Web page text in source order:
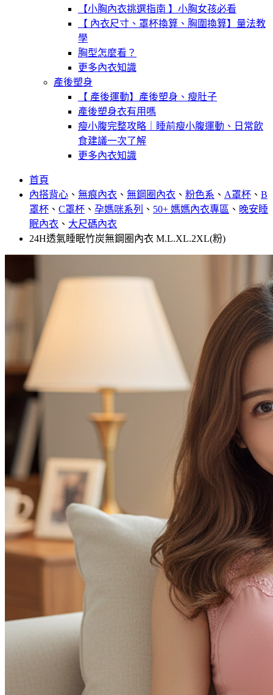
【小胸內衣挑選指南 】小胸女孩必看
【 內衣尺寸、罩杯換算、胸圍換算】量法教
學
胸型怎麼看？
更多內衣知識
產後塑身
【 產後運動】產後塑身、瘦肚子
產後塑身衣有用嗎
瘦小腹完整攻略｜睡前瘦小腹運動、日常飲
食建議一次了解
更多內衣知識
首頁
內搭背心 、 無痕內衣 、 無鋼圈內衣 、 粉色系 、 A罩杯 、 B
罩杯 、 C罩杯 、 孕媽咪系列 、 50+ 媽媽內衣專區 、 晚安睡
眠內衣 、 大尺碼內衣
24H透氣睡眠竹炭無鋼圈內衣 M.L.XL.2XL(粉)